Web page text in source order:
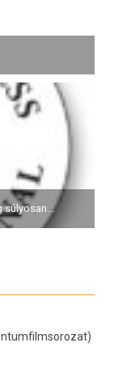
súlyosan...